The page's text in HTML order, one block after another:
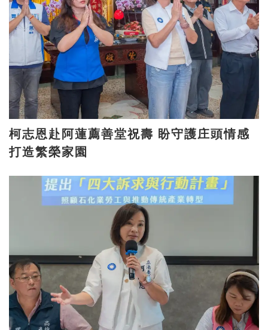
柯志恩赴阿蓮薦善堂祝壽 盼守護庄頭情感
打造繁榮家園